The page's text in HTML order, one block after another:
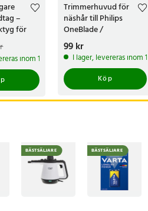
–
för
pris:
inom 1-2 vardagar
Trimmerhuvud för
näshår till Philips
OneBlade /
näshårstrimmer /
nästrimmerhuvud
Pris:99 kr
99 kr
I lager, levereras inom
Köp
BÄSTSÄLJARE BÄSTSÄLJARE